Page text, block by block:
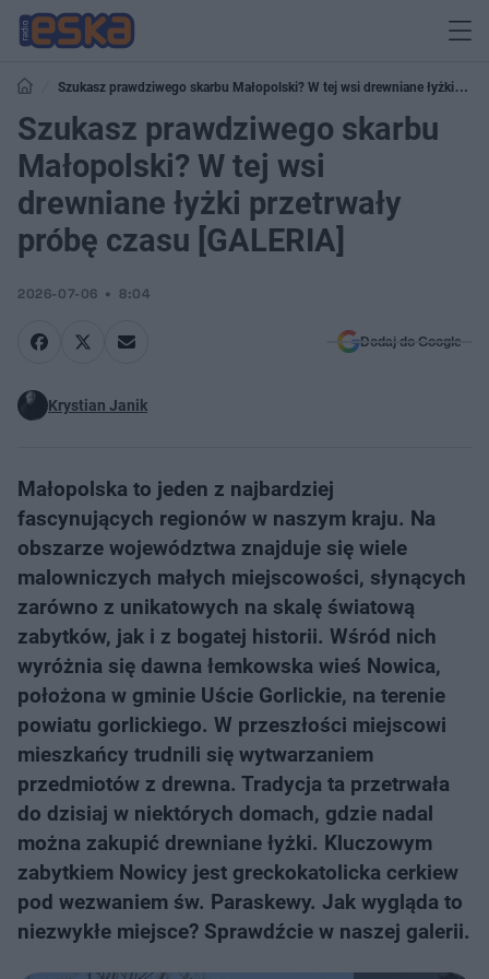
Szukasz prawdziwego skarbu Małopolski? W tej wsi drewniane łyżki
przetrwały próbę czasu [GALERIA]
Szukasz prawdziwego skarbu
Małopolski? W tej wsi
drewniane łyżki przetrwały
próbę czasu [GALERIA]
2026-07-06 8:04
Dodaj do Google
Krystian Janik
Małopolska to jeden z najbardziej
fascynujących regionów w naszym kraju. Na
obszarze województwa znajduje się wiele
malowniczych małych miejscowości, słynących
zarówno z unikatowych na skalę światową
zabytków, jak i z bogatej historii. Wśród nich
wyróżnia się dawna łemkowska wieś Nowica,
położona w gminie Uście Gorlickie, na terenie
powiatu gorlickiego. W przeszłości miejscowi
mieszkańcy trudnili się wytwarzaniem
przedmiotów z drewna. Tradycja ta przetrwała
do dzisiaj w niektórych domach, gdzie nadal
można zakupić drewniane łyżki. Kluczowym
zabytkiem Nowicy jest greckokatolicka cerkiew
pod wezwaniem św. Paraskewy. Jak wygląda to
niezwykłe miejsce? Sprawdźcie w naszej galerii.